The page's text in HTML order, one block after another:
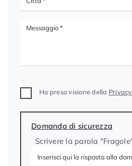
Ho preso visione della
Domanda di sicurezza
Scrivere la parola